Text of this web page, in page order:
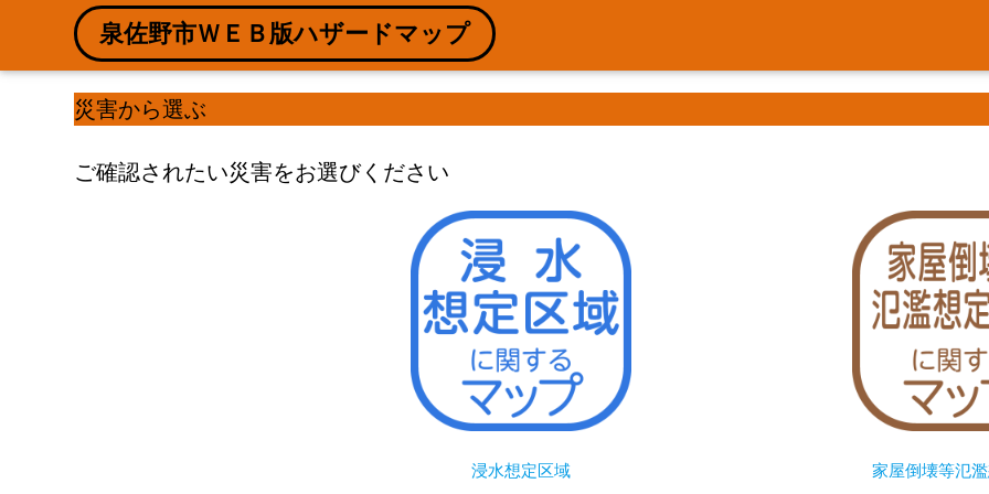
泉佐野市ＷＥＢ版ハザードマップ
災害から選ぶ
ご確認されたい災害をお選びください
浸水想定区域 家屋倒壊等氾